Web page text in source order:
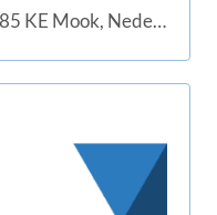
Groesbeekseweg 9, 6585 KE Mook, Nederland